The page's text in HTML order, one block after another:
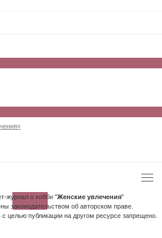
журнал о хобби "Женские увлечения"
законодательством об авторском праве.
целью публикации на другом ресурсе запрещено.